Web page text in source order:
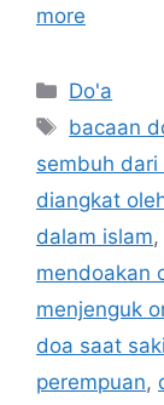
more
Categories
Do'a
Tags
bacaan
sembuh
diangkat
dalam islam,
mendoakan
menjenguk
doa saat
perempuan,